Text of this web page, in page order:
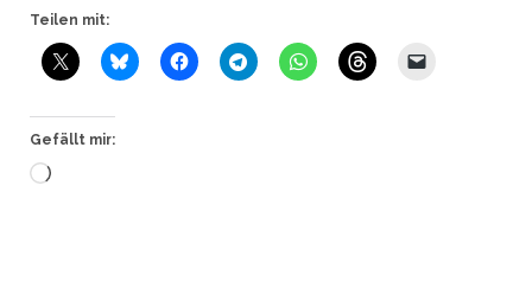
Teilen mit:
Gefällt mir:
Wird